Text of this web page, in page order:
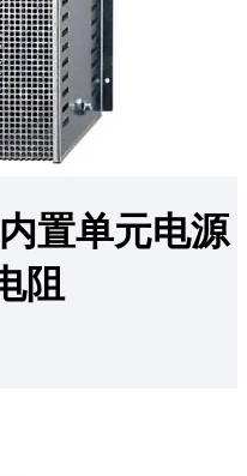
置单元电源
阻